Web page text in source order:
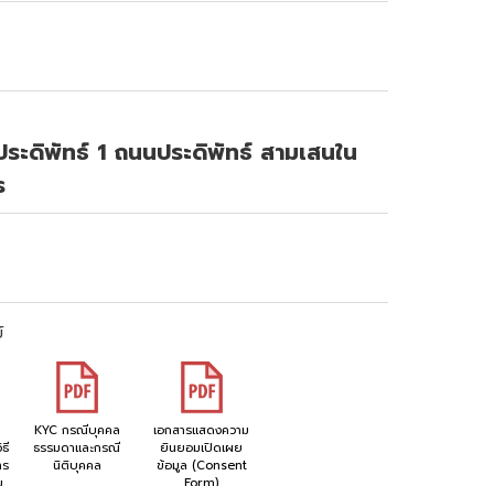
ะดิพัทธ์ 1 ถนนประดิพัทธ์ สามเสนใน
KYC กรณีบุคคล
ธรรมดาและกรณี
นิติบุคคล
เอกสารแสดงความ
ยินยอมเปิดเผย
ข้อมูล (Consent